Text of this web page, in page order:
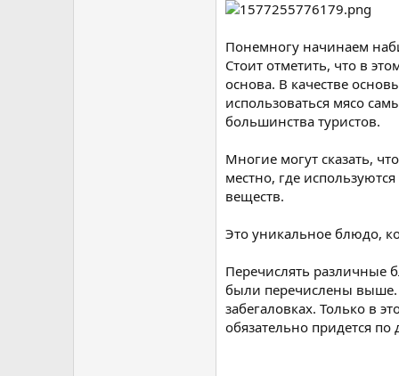
Понемногу начинаем
Стоит отметить, что в
основа. В качестве
использоваться мясо
большинства туристов.
Многие могут сказать,
местно, где
веществ.
Это уникальное блюдо,
Перечислять различные
были перечислены выше.
забегаловках. Только в
обязательно придется по